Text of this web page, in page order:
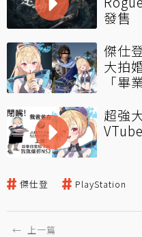
發售
傑仕
大拍
「畢
超強
傑仕登 PlayStation
← 上一篇